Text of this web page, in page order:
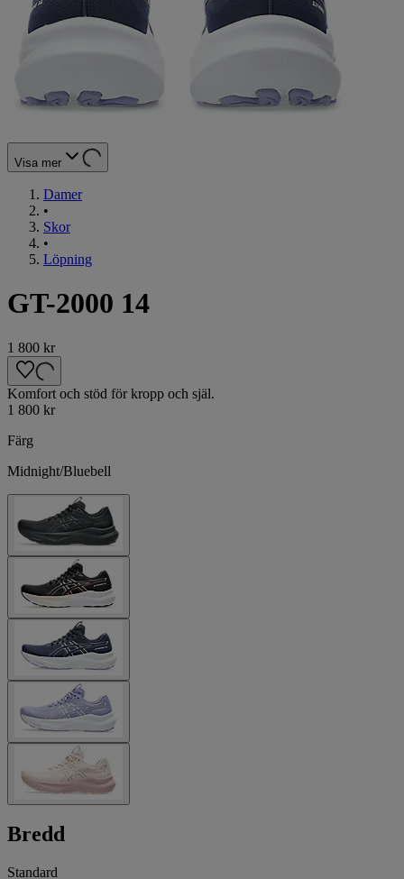
Visa mer
Damer
•
Skor
•
Löpning
GT-2000 14
1 800 kr
Komfort och stöd för kropp och själ.
1 800 kr
Färg
Midnight/Bluebell
Bredd
Standard